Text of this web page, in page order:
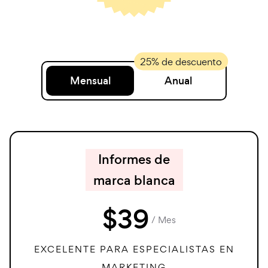
Mensual Anual
Informes de
marca blanca
$39 / Mes
EXCELENTE PARA ESPECIALISTAS EN